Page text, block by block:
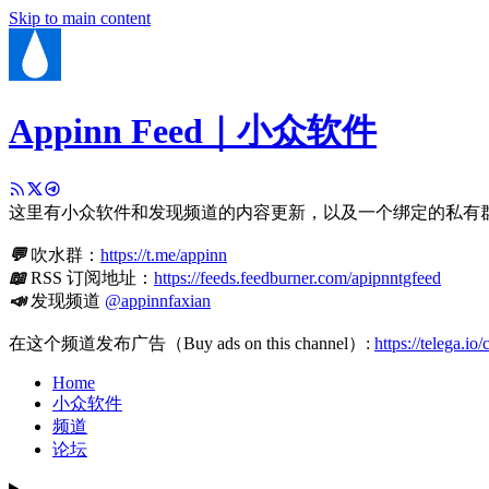
Skip to main content
Appinn Feed｜小众软件
这里有小众软件和发现频道的内容更新，以及一个绑定的私有
💬吹水群： https://t.me/appinn
📖RSS 订阅地址： https://feeds.feedburner.com/apipnntgfeed
📣发现频道 @appinnfaxian
在这个频道发布广告（Buy ads on this channel）: https://telega.io/
Home
小众软件
频道
论坛